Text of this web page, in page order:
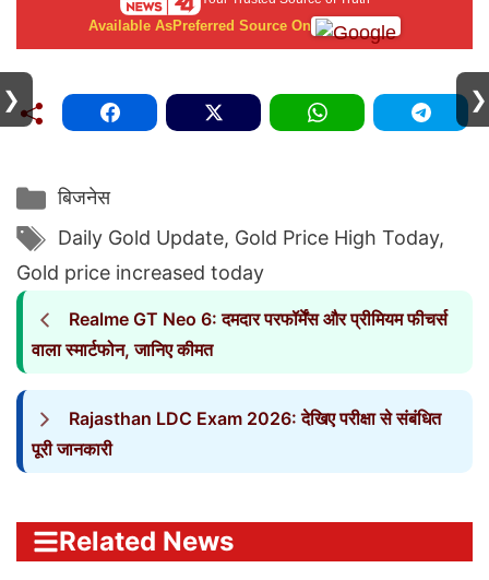
Available AsPreferred Source On
Categories
बिजनेस
Tags
Daily Gold Update, Gold Price High Today,
Gold price increased today
Realme GT Neo 6: दमदार परफॉर्मेंस और प्रीमियम फीचर्स
वाला स्मार्टफोन, जानिए कीमत
Rajasthan LDC Exam 2026: देखिए परीक्षा से संबंधित
पूरी जानकारी
Related News
❯ ❯